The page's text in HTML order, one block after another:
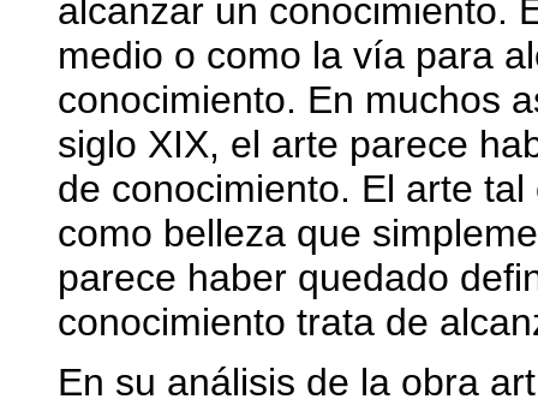
alcanzar un conocimiento.
medio o como la vía para
conocimiento. En muchos
siglo XIX, el arte parece
de conocimiento. El arte
como belleza que
parece haber quedado
conocimiento trata de
En su análisis de la obra